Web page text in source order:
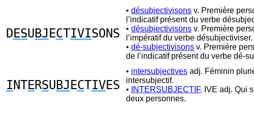
DESUBJ ECTIVISONS
• désubjectivisons v. Première
l’indicatif présent du verbe
• désubjectivisons v. Première
l’impératif du verbe désubjectiviser.
• dé-subjectivisons v. Première
de l’indicatif présent du verbe dé-
I NTERSUBJ ECTIVES
• intersubjectives adj. Féminin
intersubjectif.
•
INTERSUBJECTIF, IVE adj. Qui
deux personnes.